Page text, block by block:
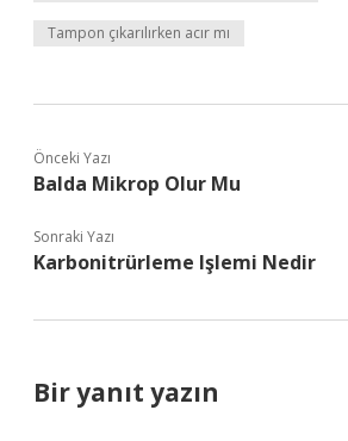
Tampon çıkarılırken acır mı
Önceki Yazı
Balda Mikrop Olur Mu
Sonraki Yazı
Karbonitrürleme Işlemi Nedir
Bir yanıt yazın